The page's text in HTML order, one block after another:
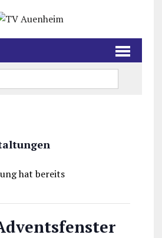
hat bereits